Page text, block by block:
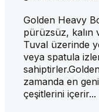
Golden Heavy
pürüzsüz, kalın
Tuval üzerinde
veya spatula
zamanda en
çeşitlerini içerir...